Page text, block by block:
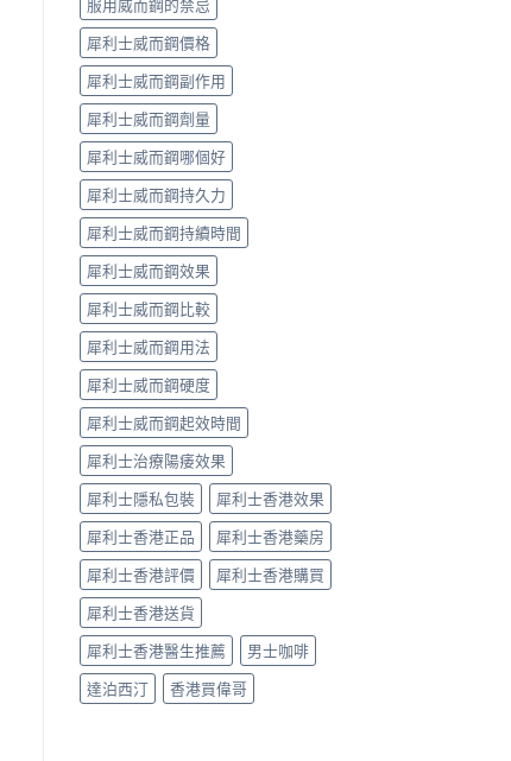
服用威而鋼的禁忌
犀利士威而鋼價格
犀利士威而鋼副作用
犀利士威而鋼劑量
犀利士威而鋼哪個好
犀利士威而鋼持久力
犀利士威而鋼持續時間
犀利士威而鋼效果
犀利士威而鋼比較
犀利士威而鋼用法
犀利士威而鋼硬度
犀利士威而鋼起效時間
犀利士治療陽痿效果
犀利士隱私包裝
犀利士香港效果
犀利士香港正品
犀利士香港藥房
犀利士香港評價
犀利士香港購買
犀利士香港送貨
犀利士香港醫生推薦
男士咖啡
達泊西汀
香港買偉哥